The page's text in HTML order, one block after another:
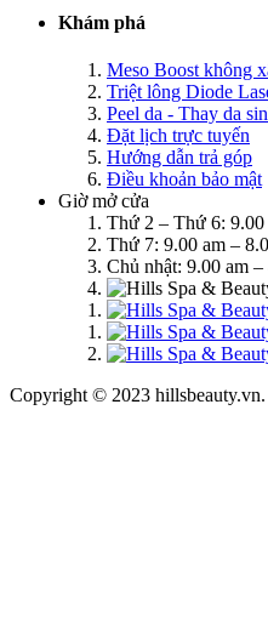
Khám phá
Meso Boost không
Triệt lông Diode
Peel da - Thay da
Đặt lịch trực tuyến
Hướng dẫn trả góp
Điều khoản bảo mật
Giờ mở cửa
Thứ 2 – Thứ 6: 9.00
Thứ 7: 9.00 am –
Chủ nhật: 9.00 am
Copyright © 2023